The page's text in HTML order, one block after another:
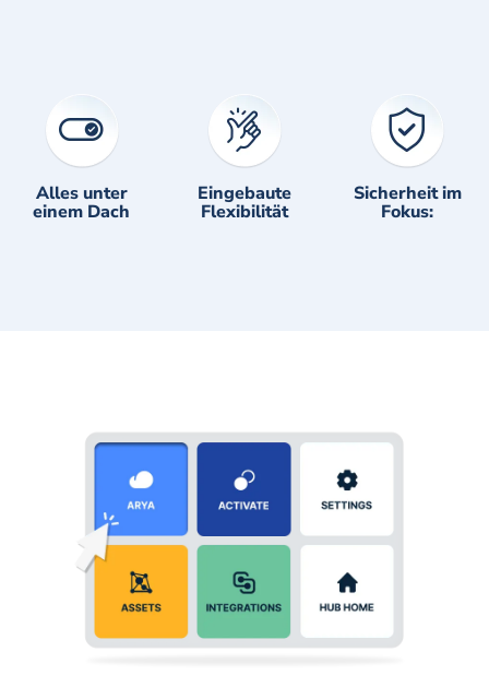
Alles unter
einem Dach
Eingebaute
Flexibilität
Sicherheit im
Fokus: